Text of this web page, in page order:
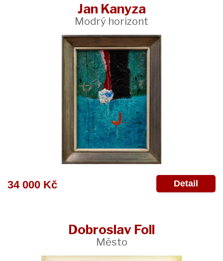
Jan Kanyza
Modrý horizont
34 000 Kč Detail
Dobroslav Foll
Město